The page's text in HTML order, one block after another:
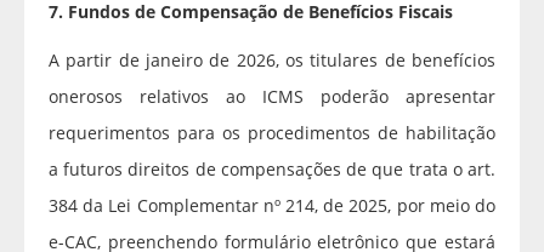
7. Fundos de Compensação de Benefícios Fiscais
A partir de janeiro de 2026, os titulares de benefícios
onerosos relativos ao ICMS poderão apresentar
requerimentos para os procedimentos de habilitação
a futuros direitos de compensações de que trata o art.
384 da Lei Complementar nº 214, de 2025, por meio do
e-CAC, preenchendo formulário eletrônico que estará